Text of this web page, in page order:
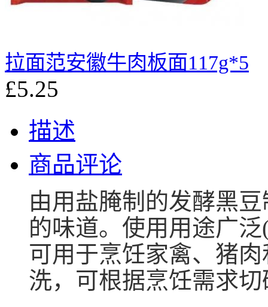
拉面范安徽牛肉板面117g*5
£5.25
描述
商品评论
由用盐腌制的发酵黑
的味道。使用 用途广
可用于烹饪家禽、猪
洗，可根据烹饪需求